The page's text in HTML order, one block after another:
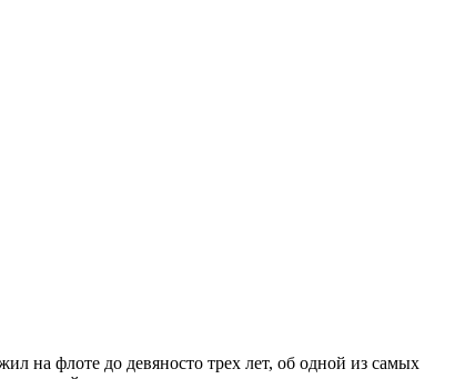
на флоте до девяносто трех лет, об одной из самых